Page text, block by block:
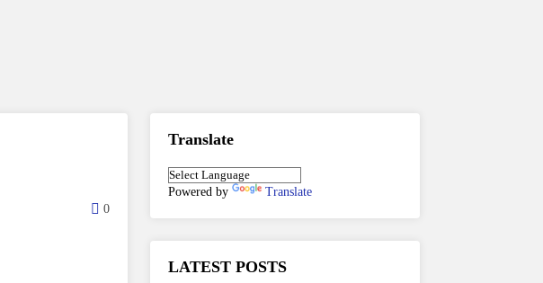
0
Translate
Powered by Translate
LATEST POSTS